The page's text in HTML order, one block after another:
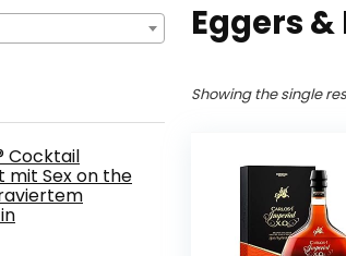
Cocktail
mit Sex on the
‎Eggers
Showing the single